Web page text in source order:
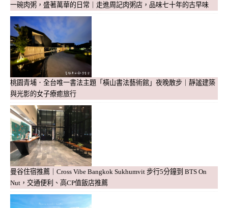
一碗肉粥，盛著萬華的日常｜走進周記肉粥店，品味七十年的古早味
桃園青埔．全台唯一書法主題「橫山書法藝術館」夜晚散步｜靜謐建築
與光影的女子療癒旅行
曼谷住宿推薦｜Cross Vibe Bangkok Sukhumvit 步行5分鐘到 BTS On
Nut，交通便利、高CP值飯店推薦